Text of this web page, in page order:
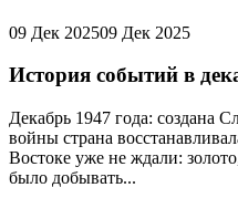
09 Дек 202509 Дек 2025
История событий в
Декабрь 1947 года: создана
войны страна
Востоке уже не ждали:
было добывать...